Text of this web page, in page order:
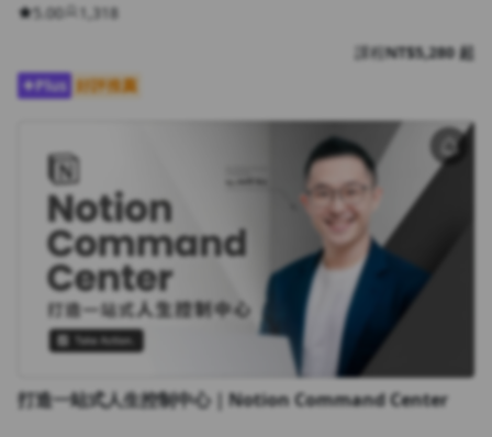
5.00
1,318
課程NT$5,280 起
Plus 好評推薦
打造一站式人生控制中心｜Notion Command Center